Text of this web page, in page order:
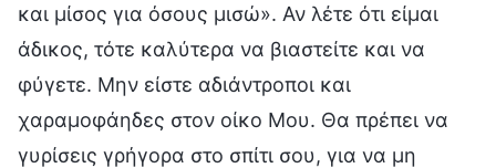
και μίσος για όσους μισώ». Αν λέτε ότι είμαι
άδικος, τότε καλύτερα να βιαστείτε και να
φύγετε. Μην είστε αδιάντροποι και
χαραμοφάηδες στον οίκο Μου. Θα πρέπει να
γυρίσεις γρήγορα στο σπίτι σου, για να μη